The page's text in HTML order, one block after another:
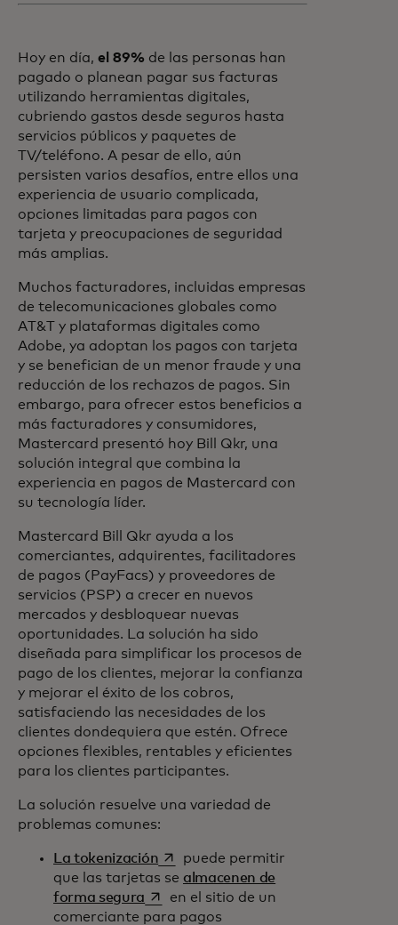
Hoy en día, el 89% de las personas han
pagado o planean pagar sus facturas
utilizando herramientas digitales,
cubriendo gastos desde seguros hasta
servicios públicos y paquetes de
TV/teléfono. A pesar de ello, aún
persisten varios desafíos, entre ellos una
experiencia de usuario complicada,
opciones limitadas para pagos con
tarjeta y preocupaciones de seguridad
más amplias.
Muchos facturadores, incluidas empresas
de telecomunicaciones globales como
AT&T y plataformas digitales como
Adobe, ya adoptan los pagos con tarjeta
y se benefician de un menor fraude y una
reducción de los rechazos de pagos. Sin
embargo, para ofrecer estos beneficios a
más facturadores y consumidores,
Mastercard presentó hoy Bill Qkr, una
solución integral que combina la
experiencia en pagos de Mastercard con
su tecnología líder.
Mastercard Bill Qkr ayuda a los
comerciantes, adquirentes, facilitadores
de pagos (PayFacs) y proveedores de
servicios (PSP) a crecer en nuevos
mercados y desbloquear nuevas
oportunidades. La solución ha sido
diseñada para simplificar los procesos de
pago de los clientes, mejorar la confianza
y mejorar el éxito de los cobros,
satisfaciendo las necesidades de los
clientes dondequiera que estén. Ofrece
opciones flexibles, rentables y eficientes
para los clientes participantes.
La solución resuelve una variedad de
problemas comunes:
La tokenizaciónse abre en una pestaña nueva
puede permitir
que las tarjetas se almacenen de
forma segura se abre en una pestaña nueva
en el sitio de un
comerciante para pagos